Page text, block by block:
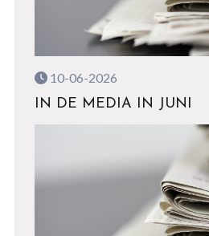
10-06-2026
IN DE MEDIA IN JUNI